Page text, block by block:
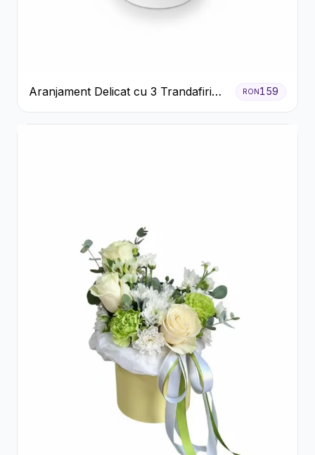
Aranjament Delicat cu 3 Trandafiri
Roz în Cutie Albă
RON159